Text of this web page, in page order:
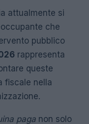
attualmente si
che
pubblico
rappresenta
queste
fiscale nella
paga non solo